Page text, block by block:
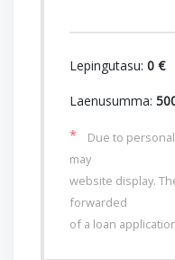
Lepingutasu: 0 €
Laenusumma:
Due to
may
website display.
of a loan